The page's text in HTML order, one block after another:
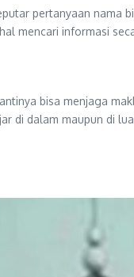
pertanyaan
mencari informasi
bisa menjaga
di dalam maupun di